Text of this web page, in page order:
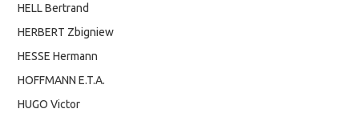
HELL Bertrand
HERBERT Zbigniew
HESSE Hermann
HOFFMANN E.T.A.
HUGO Victor